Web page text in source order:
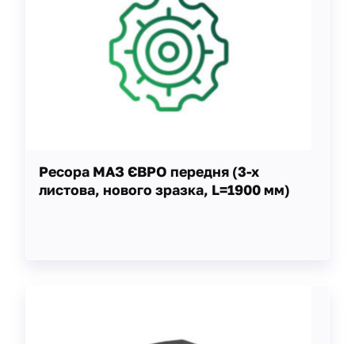
Ресора МАЗ ЄВРО передня (3-х
листова, нового зразка, L=1900 мм)